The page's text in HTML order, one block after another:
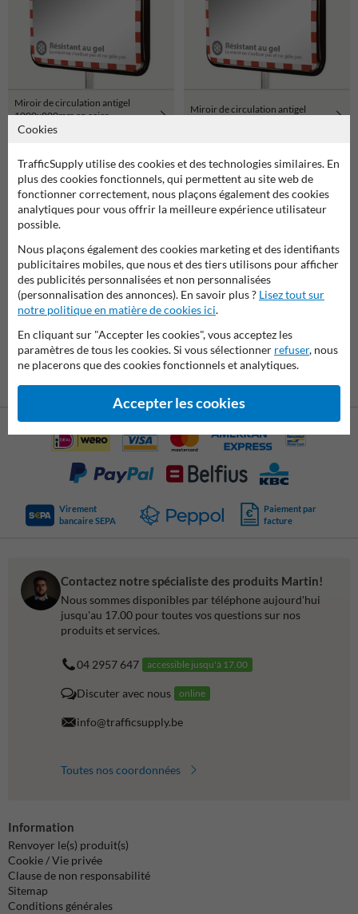
Miroir de circulation antigel
1000x800mm en acier
inoxydable
Miroir de circulation antigel
600x450mm en acier inoxydable
Virement
bancaire SEPA
Paiement par
facture
Contactez notre spécialiste des produits Martin!
Nous sommes disponibles par téléphone aujourd'hui
jusqu'au 17.00 pour toutes vos questions sur nos
produits et services.
04 2957 647 accessible jusqu'à 17.00
Discuter avec nous online
info@trafficsupply.be
Toutes nos coordonnées
Information
Renvoyer le(s) produit(s)
Cookie / Vie privée
Clause de non responsabilité
Sitemap
Conditions générales
Cookies
TrafficSupply utilise des cookies et des technologies similaires. En
plus des cookies fonctionnels, qui permettent au site web de
fonctionner correctement, nous plaçons également des cookies
analytiques pour vous offrir la meilleure expérience utilisateur
possible.
Nous plaçons également des cookies marketing et des identifiants
publicitaires mobiles, que nous et des tiers utilisons pour afficher
des publicités personnalisées et non personnalisées
(personnalisation des annonces). En savoir plus ? Lisez tout sur
notre politique en matière de cookies ici.
En cliquant sur "Accepter les cookies", vous acceptez les
paramètres de tous les cookies. Si vous sélectionner refuser, nous
ne placerons que des cookies fonctionnels et analytiques.
Accepter les cookies